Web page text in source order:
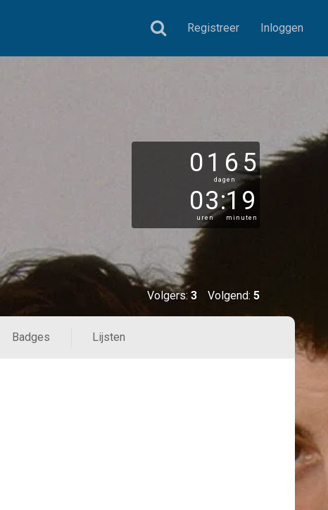
Registreer Inloggen
0165
dagen
03
uren
:19
minuten
Volgers: 3 Volgend: 5
Badges Lijsten